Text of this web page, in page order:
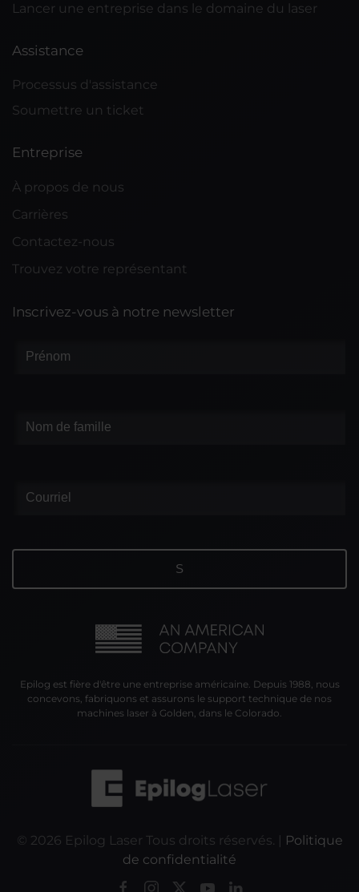
Lancer une entreprise dans le domaine du laser
Assistance
Processus d'assistance
Soumettre un ticket
Entreprise
À propos de nous
Carrières
Contactez-nous
Trouvez votre représentant
Inscrivez-vous à notre newsletter
Epilog est fière d'être une entreprise américaine. Depuis 1988, nous
concevons, fabriquons et assurons le support technique de nos
machines laser à Golden, dans le Colorado.
© 2026 Epilog Laser Tous droits réservés. | Politique
de confidentialité